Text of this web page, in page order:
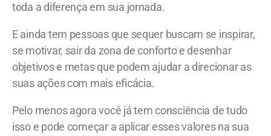
toda a diferença em sua jornada.
E ainda tem pessoas que sequer buscam se inspirar,
se motivar, sair da zona de conforto e desenhar
objetivos e metas que podem ajudar a direcionar as
suas ações com mais eficácia.
Pelo menos agora você já tem consciência de tudo
isso e pode começar a aplicar esses valores na sua